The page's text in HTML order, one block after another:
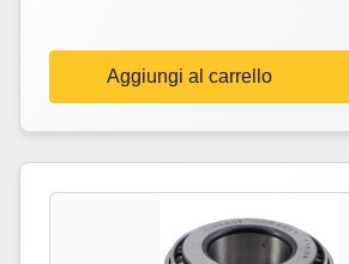
Aggiungi al carrello